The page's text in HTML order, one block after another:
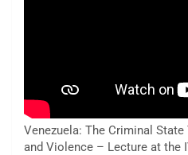
Venezuela: The Criminal
and Violence – Lecture at the